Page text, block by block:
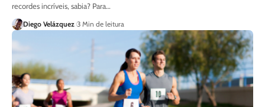
recordes incríveis, sabia? Para…
Diego Velázquez 3 Min de leitura